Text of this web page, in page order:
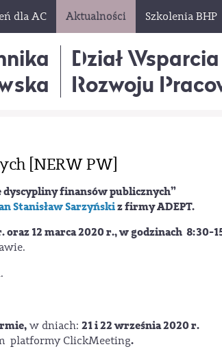
dla AC Aktualności Szkolenia BHP
Dział Wsparcia
Rozwoju
[NERW PW]
dyscypliny finansów publicznych”
Stanisław Sarzyńskiz firmy ADEPT.
oraz 12 marca 2020 r., w godzinach 8:30-
w dniach: 21 i 22 września 2020 r.
platformy ClickMeeting.